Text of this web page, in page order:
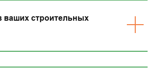
ваших строительных